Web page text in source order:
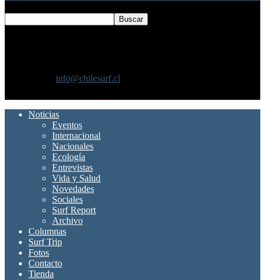
info@chilesurf.cl
Noticias
Eventos
Internacional
Nacionales
Ecología
Entrevistas
Vida y Salud
Novedades
Sociales
Surf Report
Archivo
Columnas
Surf Trip
Fotos
Contacto
Tienda